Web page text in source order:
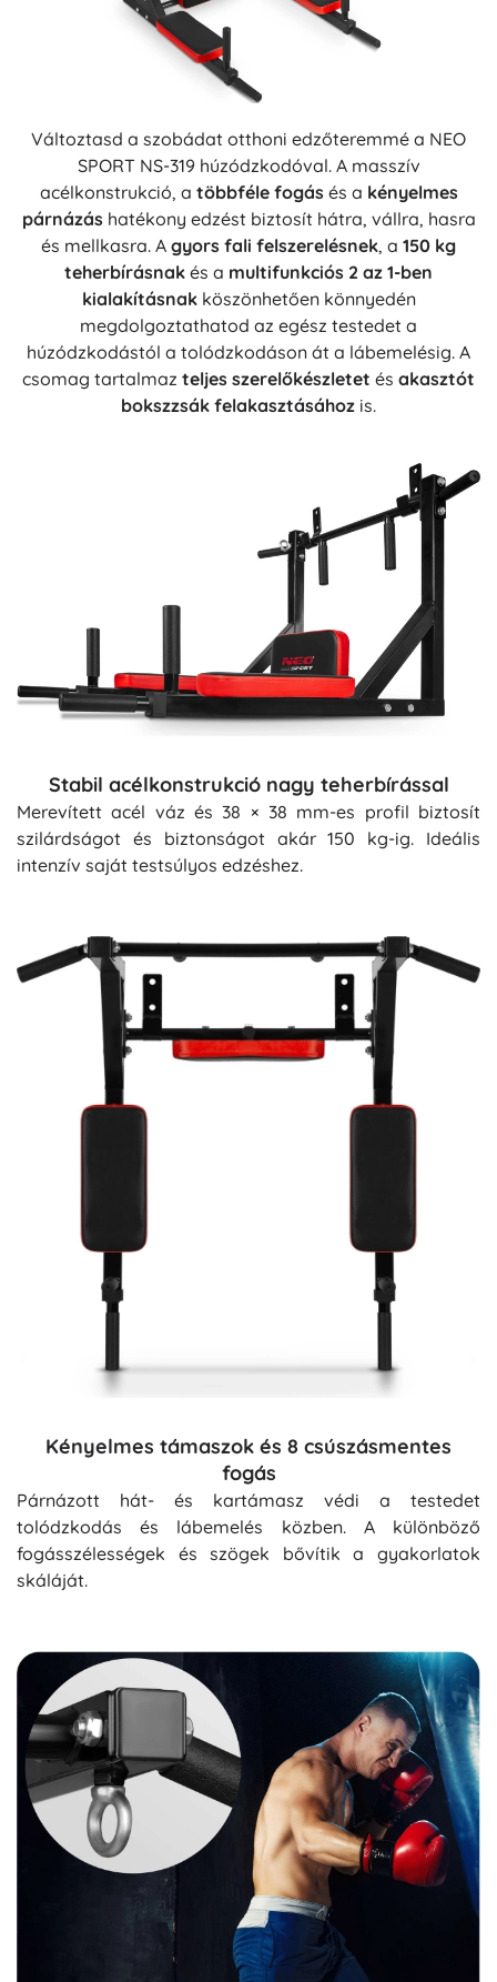
Változtasd a szobádat otthoni edzőteremmé a NEO
SPORT NS-319 húzódzkodóval. A masszív
acélkonstrukció, a többféle fogásés a kényelmes
párnázáshatékony edzést biztosít hátra, vállra, hasra
és mellkasra. A gyors fali felszerelésnek, a 150 kg
teherbírásnak és a multifunkciós 2 az 1-ben
kialakításnakköszönhetően könnyedén
megdolgoztathatod az egész testedet a
húzódzkodástól a tolódzkodáson át a lábemelésig. A
csomag tartalmaz teljes szerelőkészletet és akasztót
bokszzsák felakasztásához is.
Stabil acélkonstrukció nagy teherbírással
Merevített acél váz és 38 × 38 mm-es profil biztosít
szilárdságot és biztonságot akár 150 kg-ig. Ideális
intenzív saját testsúlyos edzéshez.
Kényelmes támaszok és 8 csúszásmentes
fogás
Párnázott hát- és kartámasz védi a testedet
tolódzkodás és lábemelés közben. A különböző
fogásszélességek és szögek bővítik a gyakorlatok
skáláját.